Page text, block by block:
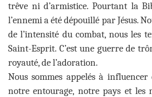
trêve ni d’armistice. Pourtant la
l’ennemi a été dépouillé par Jésus.
de l’intensité du combat, nous les
Saint-Esprit. C’est une guerre de
royauté, de l’adoration.
Nous sommes appelés à
notre entourage, notre pays et les